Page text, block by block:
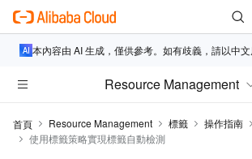
本內容由 AI 生成，僅供參考。如有歧義，請以中文
Resource Management
首頁 Resource Management 標籤 操作指南
使用標籤策略實現標籤自動檢測